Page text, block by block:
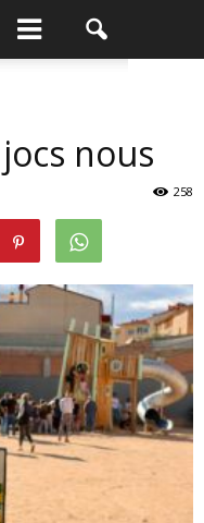
nous
258